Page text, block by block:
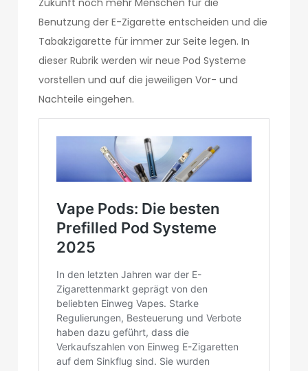
Zukunft noch mehr Menschen für die
Benutzung der E-Zigarette entscheiden und die
Tabakzigarette für immer zur Seite legen. In
dieser Rubrik werden wir neue Pod Systeme
vorstellen und auf die jeweiligen Vor- und
Nachteile eingehen.